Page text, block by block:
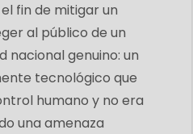
fin de mitigar un
al público de un
nacional genuino: un
tecnológico que
humano y no era
una amenaza